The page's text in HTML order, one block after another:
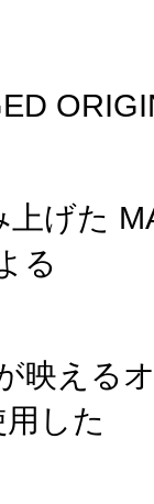
上げた
る
映える
用した